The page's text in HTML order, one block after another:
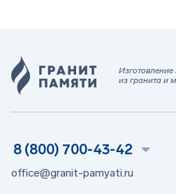
Изготовление
из гранита и
8 (800) 700-43-42
office@granit-pamyati.ru